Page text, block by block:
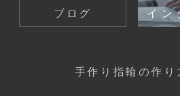
ブログ イ
手作り指輪の作り